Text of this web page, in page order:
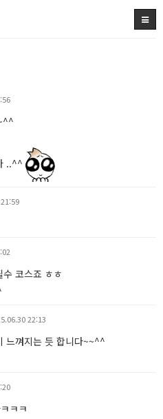
..^^
코스죠 ㅎㅎ
22:13
느껴지는 듯 합니다~~^^
ㅋㅋ